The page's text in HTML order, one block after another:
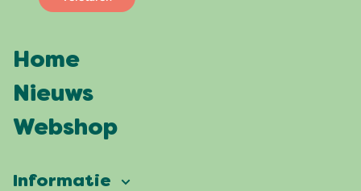
Home
Nieuws
Webshop
Informatie